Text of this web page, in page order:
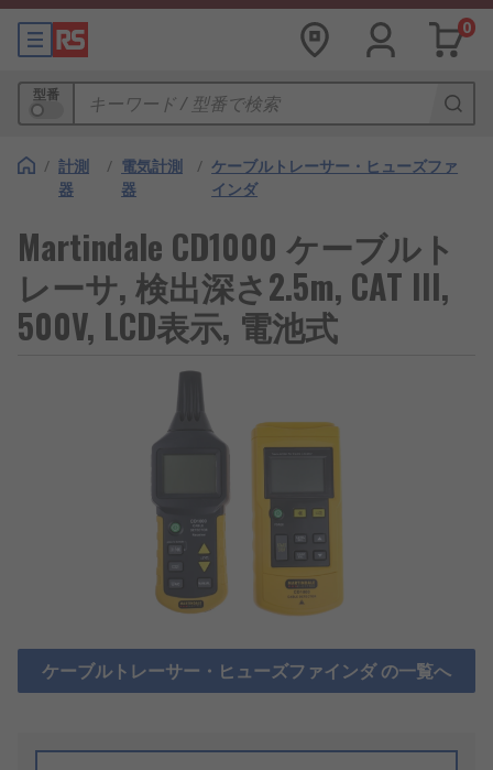
0
型番
/ 計測
器
/ 電気計測
器
/ ケーブルトレーサー・ヒューズファ
インダ
Martindale CD1000 ケーブルト
レーサ, 検出深さ2.5m, CAT III,
500V, LCD表示, 電池式
ケーブルトレーサー・ヒューズファインダ の一覧へ